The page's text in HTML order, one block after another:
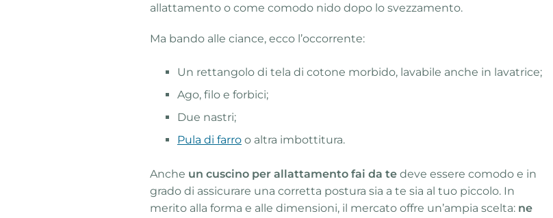
allattamento o come comodo nido dopo lo svezzamento.
Ma bando alle ciance, ecco l’occorrente:
Un rettangolo di tela di cotone morbido, lavabile anche in lavatrice;
Ago, filo e forbici;
Due nastri;
Pula di farro o altra imbottitura.
Anche un cuscino per allattamento fai da te deve essere comodo e in
grado di assicurare una corretta postura sia a te sia al tuo piccolo. In
merito alla forma e alle dimensioni, il mercato offre un’ampia scelta: ne